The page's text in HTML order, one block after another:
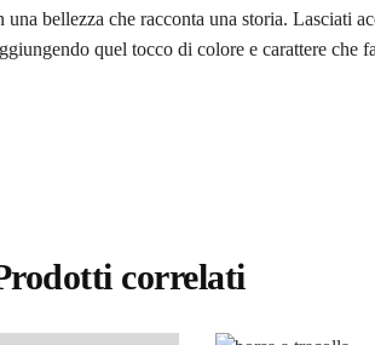
una bellezza che racconta una storia. Lasciati
quel tocco di colore e carattere che
correlati